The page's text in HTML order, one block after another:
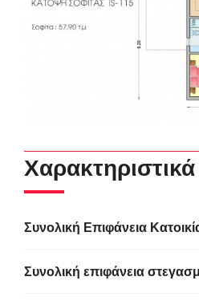
Χαρακτηριστικά
Συνολική Επιφάνεια
Συνολική επιφάνεια